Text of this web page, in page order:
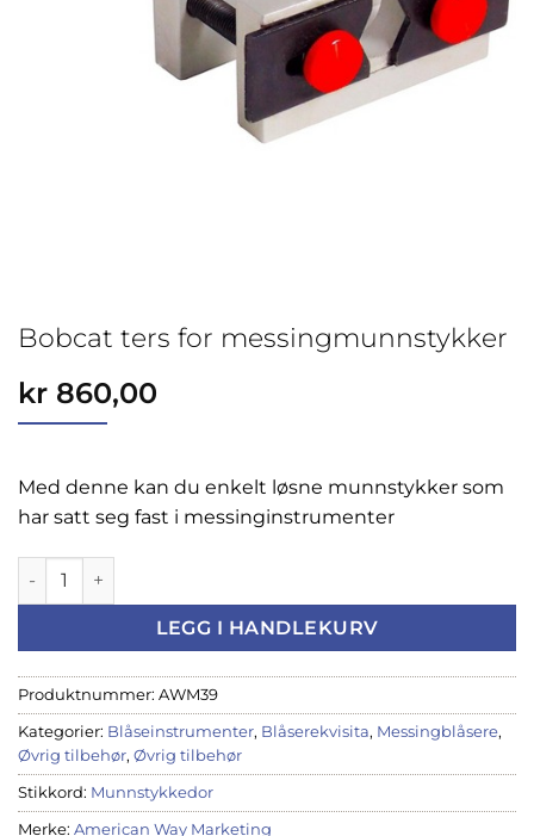
Bobcat ters for messingmunnstykker
kr 860,00
Med denne kan du enkelt løsne munnstykker som
har satt seg fast i messinginstrumenter
Bobcat ters for messingmunnstykker antall
LEGG I HANDLEKURV
Produktnummer: AWM39
Kategorier: Blåseinstrumenter, Blåserekvisita, Messingblåsere,
Øvrig tilbehør, Øvrig tilbehør
Stikkord: Munnstykkedor
Merke: American Way Marketing